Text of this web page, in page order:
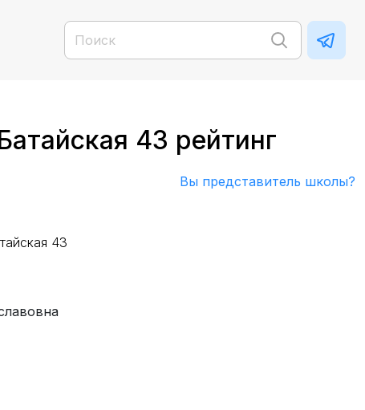
43 рейтинг
Вы представитель школы?
43